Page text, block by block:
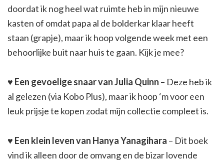
doordat ik nog heel wat ruimte heb in mijn nieuwe
kasten of omdat papa al de bolderkar klaar heeft
staan (grapje), maar ik hoop volgende week met een
behoorlijke buit naar huis te gaan. Kijk je mee?
♥ Een gevoelige snaar van Julia Quinn – Deze heb ik
al gelezen (via Kobo Plus), maar ik hoop ‘m voor een
leuk prijsje te kopen zodat mijn collectie compleet is.
♥ Een klein leven van Hanya Yanagihara – Dit boek
vind ik alleen door de omvang en de bizar lovende